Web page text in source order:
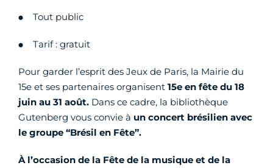
Tout public
Tarif : gratuit
Pour garder l’esprit des Jeux de Paris, la Mairie du
15e et ses partenaires organisent 15e en fête du 18
juin au 31 août. Dans ce cadre, la bibliothèque
Gutenberg vous convie à un concert brésilien avec
le groupe “Brésil en Fête”.
À l’occasion de la Fête de la musique et de la